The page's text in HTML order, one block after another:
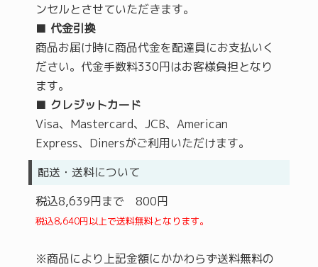
ンセルとさせていただきます。
■ 代金引換
商品お届け時に商品代金を配達員にお支払いく
ださい。代金手数料330円はお客様負担となり
ます。
■ クレジットカード
Visa、Mastercard、JCB、American
Express、Dinersがご利用いただけます。
配送・送料について
税込8,639円まで 800円
税込8,640円以上で送料無料となります。
※商品により上記金額にかかわらず送料無料の